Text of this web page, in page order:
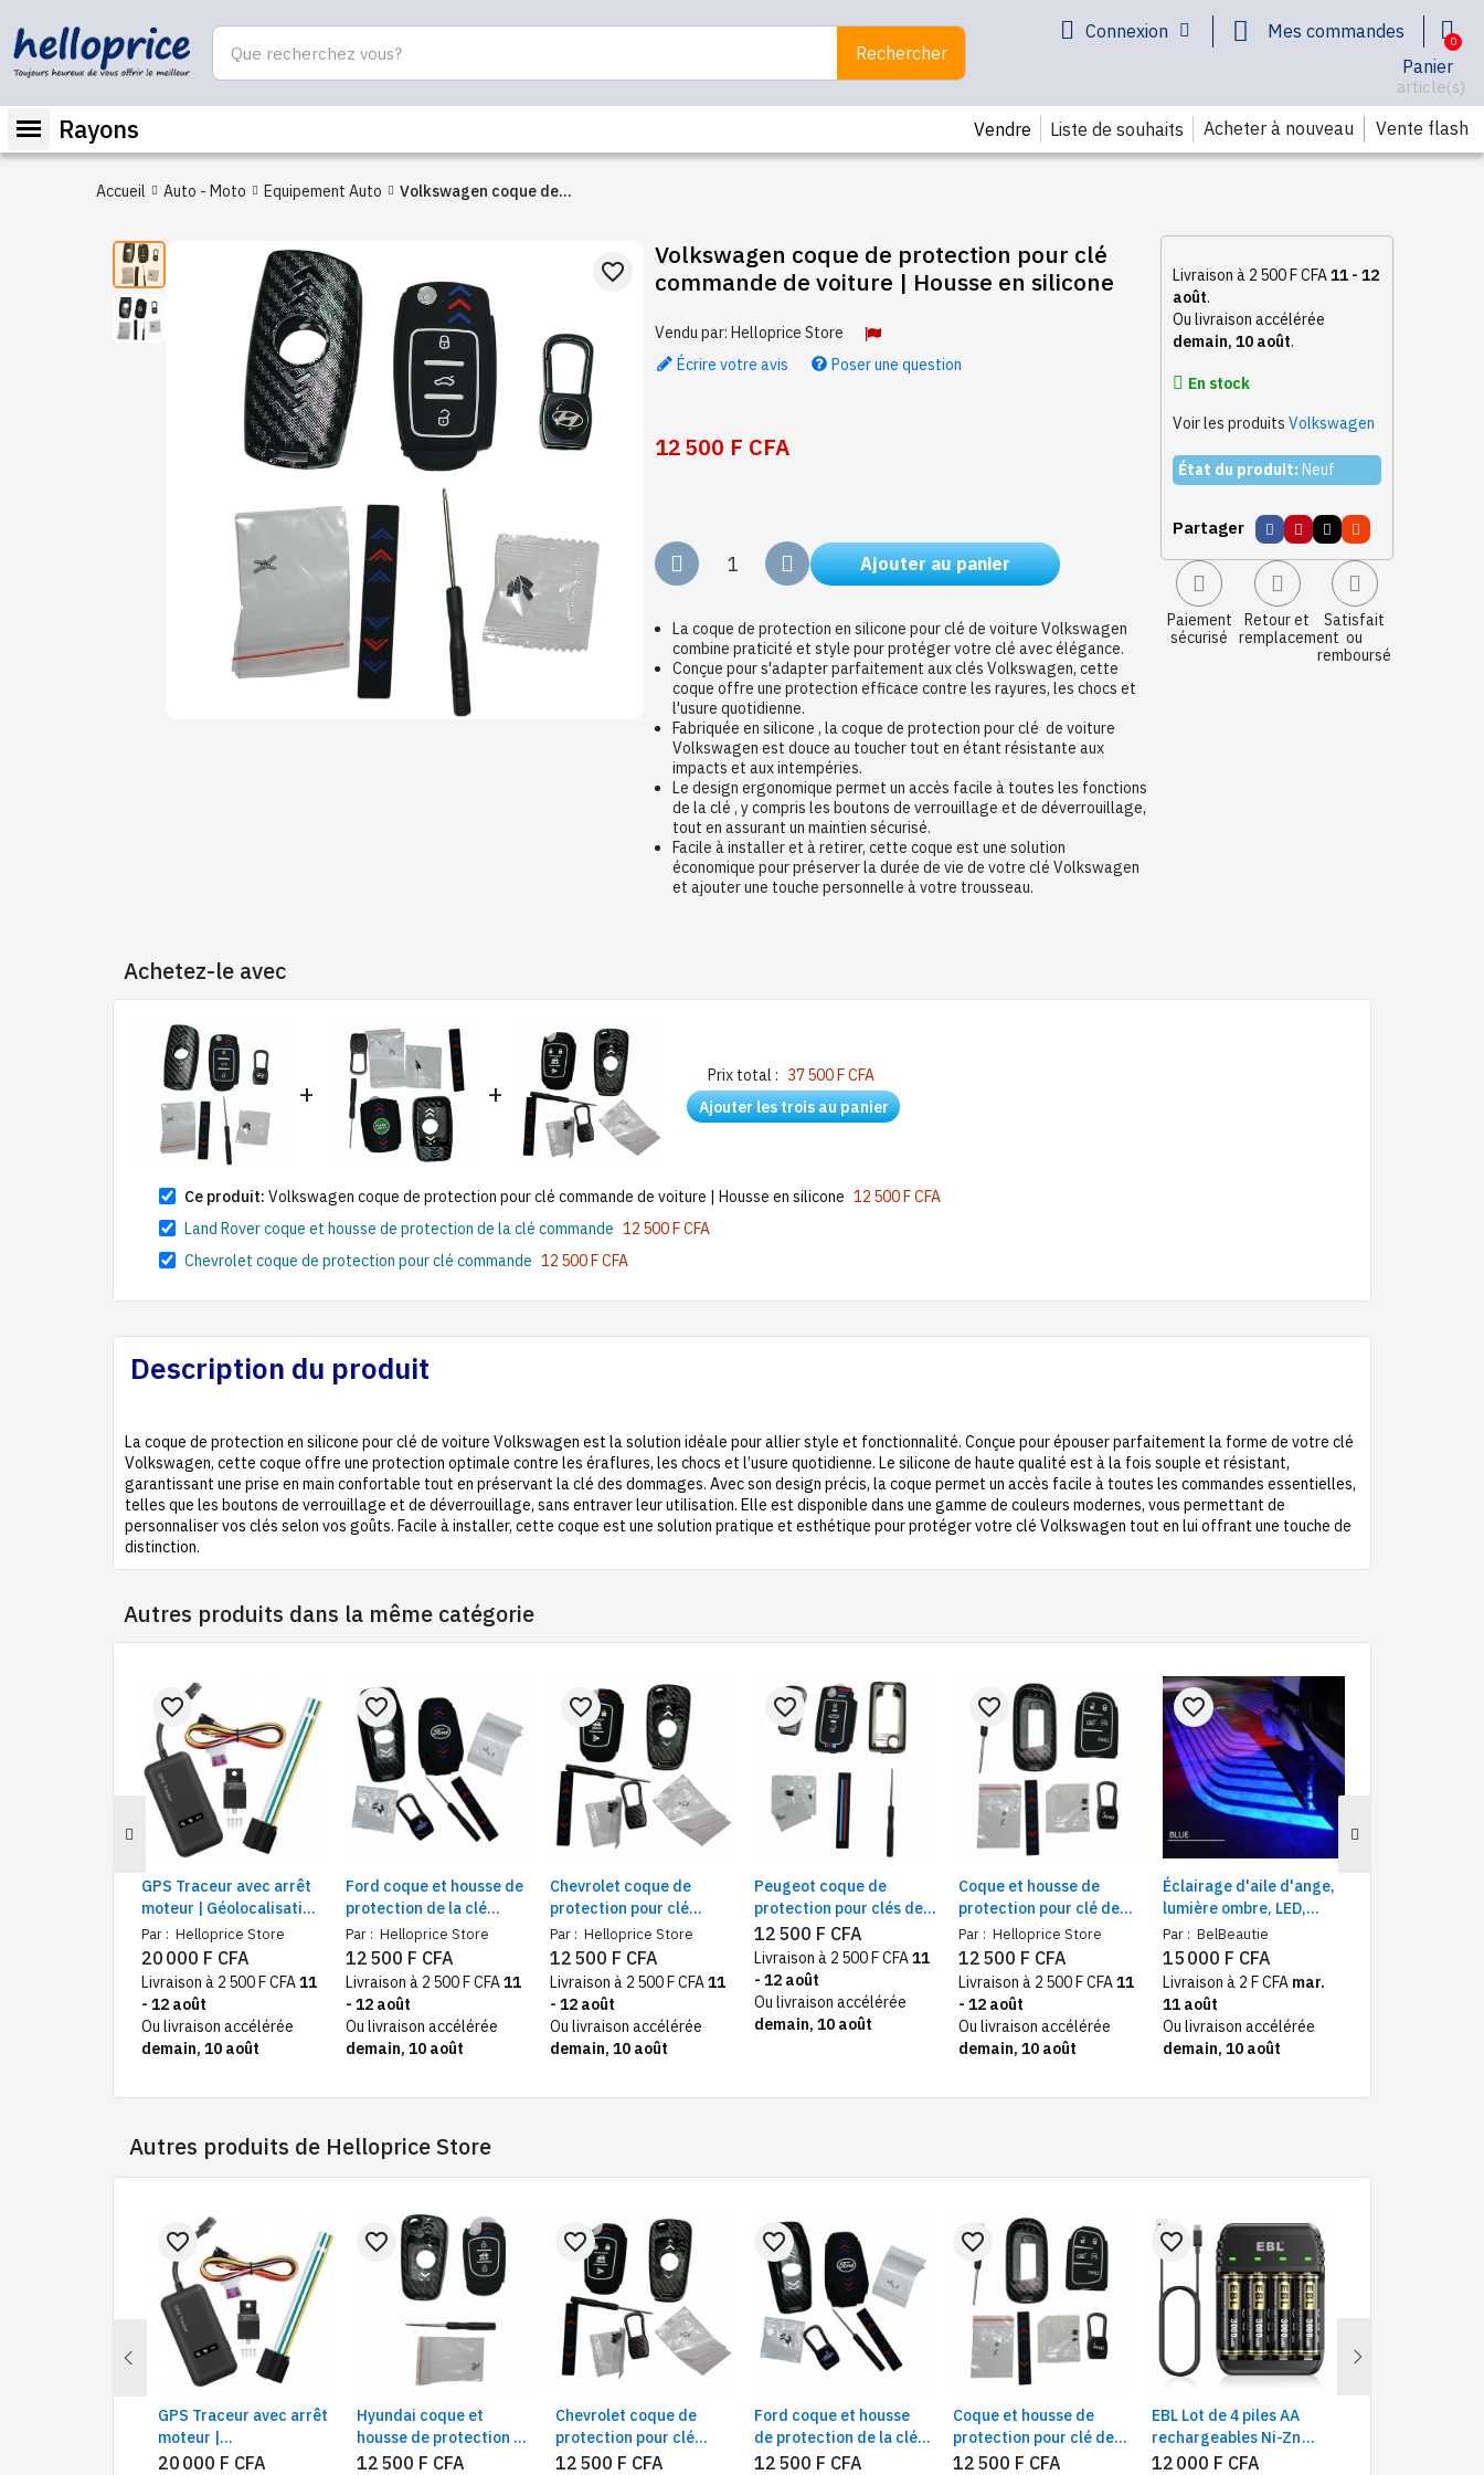
Rechercher
Connexion
Mes commandes
Panier
article(s)
Rayons Vente flash
Vendre Liste de souhaits Acheter à nouveau
Accueil Auto - Moto Equipement Auto
Volkswagen coque de
Housse en silicone
favorite_border
Volkswagen coque de protection pour clé
commande de voiture | Housse en silicone
Vendu par:Helloprice Store
Écrire votre avis
Poser une question
12 500 F CFA
Ajouter au panier
La coque de protection en silicone pour clé de voiture Volkswagen
combine praticité et style pour protéger votre clé avec élégance.
Conçue pour s'adapter parfaitement aux clés Volkswagen, cette
coque offre une protection efficace contre les rayures, les chocs et
l'usure quotidienne.
Fabriquée en silicone , la coque de protection pour clé de voiture
Volkswagen est douce au toucher tout en étant résistante aux
impacts et aux intempéries.
Le design ergonomique permet un accès facile à toutes les fonctions
de la clé , y compris les boutons de verrouillage et de déverrouillage,
tout en assurant un maintien sécurisé.
Facile à installer et à retirer, cette coque est une solution
économique pour préserver la durée de vie de votre clé Volkswagen
et ajouter une touche personnelle à votre trousseau.
Livraison à 2 500 F CFA11 - 12
août.
Ou livraison accélérée
demain, 10 août.
En stock
Voir les produits Volkswagen
État du produit: Neuf
Partager
Paiement
sécurisé
Retour et
remplacement
Satisfait
ou
remboursé
Achetez-le avec
+ +
Prix total : 37 500 F CFA
Ajouter les trois au panier
Ce produit: Volkswagen coque de protection pour clé commande de voiture | Housse en silicone 12 500 F CFA
Land Rover coque et housse de protection de la clé commande 12 500 F CFA
Chevrolet coque de protection pour clé commande 12 500 F CFA
Description du produit
La coque de protection en silicone pour clé de voiture Volkswagen est la solution idéale pour allier style et fonctionnalité. Conçue pour épouser parfaitement la forme de votre clé
Volkswagen, cette coque offre une protection optimale contre les éraflures, les chocs et l’usure quotidienne. Le silicone de haute qualité est à la fois souple et résistant,
garantissant une prise en main confortable tout en préservant la clé des dommages. Avec son design précis, la coque permet un accès facile à toutes les commandes essentielles,
telles que les boutons de verrouillage et de déverrouillage, sans entraver leur utilisation. Elle est disponible dans une gamme de couleurs modernes, vous permettant de
personnaliser vos clés selon vos goûts. Facile à installer, cette coque est une solution pratique et esthétique pour protéger votre clé Volkswagen tout en lui offrant une touche de
distinction.
Autres produits dans la même catégorie
GPS Traceur avec arrêt
moteur | Géolocalisation
et Suivi en Temps réel
pour tout type véhicule
Par : Helloprice Store
favorite_border
20 000 F CFA
Livraison à 2 500 F CFA11
- 12 août
Ou livraison accélérée
demain, 10 août
Ford coque et housse de
protection de la clé
commande
Par : Helloprice Store
favorite_border
12 500 F CFA
Livraison à 2 500 F CFA11
- 12 août
Ou livraison accélérée
demain, 10 août
Chevrolet coque de
protection pour clé
commande
Par : Helloprice Store
favorite_border
12 500 F CFA
Livraison à 2 500 F CFA11
- 12 août
Ou livraison accélérée
demain, 10 août
Peugeot coque de
protection pour clés de
commande
favorite_border
12 500 F CFA
Livraison à 2 500 F CFA11
- 12 août
Ou livraison accélérée
demain, 10 août
Coque et housse de
protection pour clé de
commande de voiture de
marque JEEP
Par : Helloprice Store
favorite_border
12 500 F CFA
Livraison à 2 500 F CFA11
- 12 août
Ou livraison accélérée
demain, 10 août
Éclairage d'aile d'ange,
lumière ombre, LED,
adapté à toutes les
voitures et motos
Par : BelBeautie
favorite_border
15 000 F CFA
Livraison à 2 F CFA mar.
11 août
Ou livraison accélérée
demain, 10 août
Autres produits de Helloprice Store
Previous
GPS Traceur avec arrêt
moteur |
Géolocalisation et Suivi
favorite_border
20 000 F CFA
Hyundai coque et
housse de protection de
la clé commande
favorite_border
12 500 F CFA
Chevrolet coque de
protection pour clé
commande
favorite_border
12 500 F CFA
Ford coque et housse
de protection de la clé
commande
favorite_border
12 500 F CFA
Coque et housse de
protection pour clé de
commande de voiture
favorite_border
12 500 F CFA
EBL Lot de 4 piles AA
rechargeables Ni-Zn
3000 mWh avec
favorite_border
12 000 F CFA
Next